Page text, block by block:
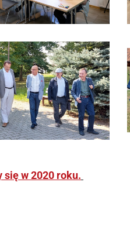
się w 2020 roku.